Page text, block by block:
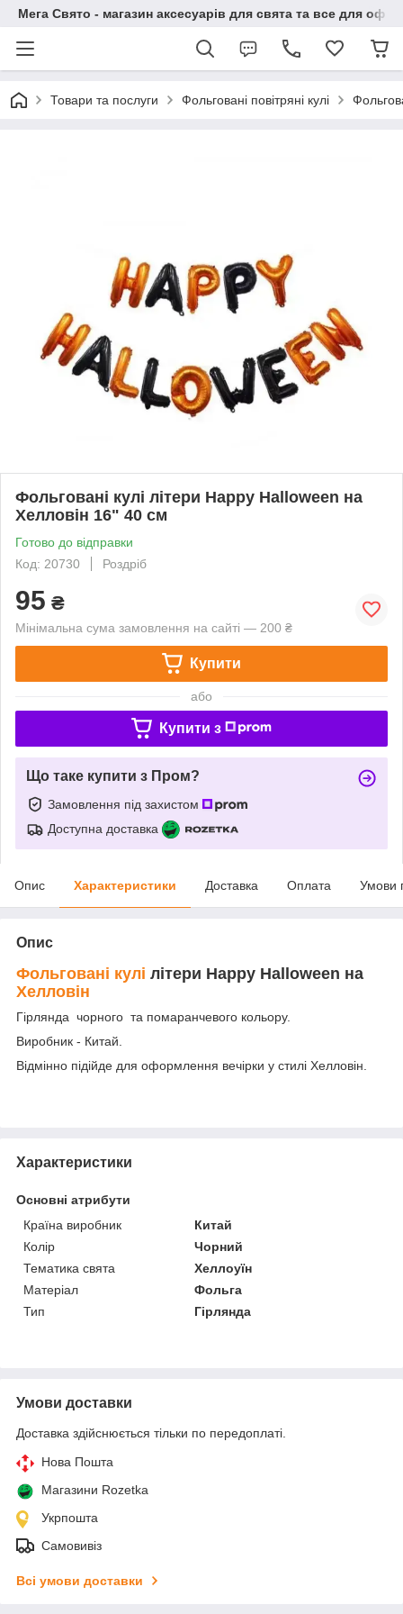
Мега Свято - магазин аксесуарів для свята та все для
Товари та послуги Фольговані повітряні кулі
Фольговані кулі літери Happy Halloween на
Хелловін 16" 40 см
Готово до відправки
Код: 20730
Роздріб
95 ₴
Мінімальна сума замовлення на сайті — 200 ₴
Купити
або
Купити з
Що таке купити з Пром?
Замовлення під захистом
Доступна доставка
Опис Характеристики Доставка Оплата Умови
Опис
Фольговані кулі літери Happy Halloween на
Хелловін
Гірлянда чорного та помаранчевого кольору.
Виробник - Китай.
Відмінно підійде для оформлення вечірки у стилі Хелловін.
Характеристики
Основні атрибути
Країна виробник
Китай
Колір
Чорний
Тематика свята
Хеллоуїн
Матеріал
Фольга
Тип
Гірлянда
Умови доставки
Доставка здійснюється тільки по передоплаті.
Нова Пошта
Магазини Rozetka
Укрпошта
Самовивіз
Всі умови доставки